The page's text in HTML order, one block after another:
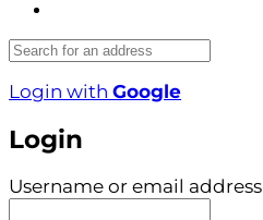
Login with Google
Login
Username or email address